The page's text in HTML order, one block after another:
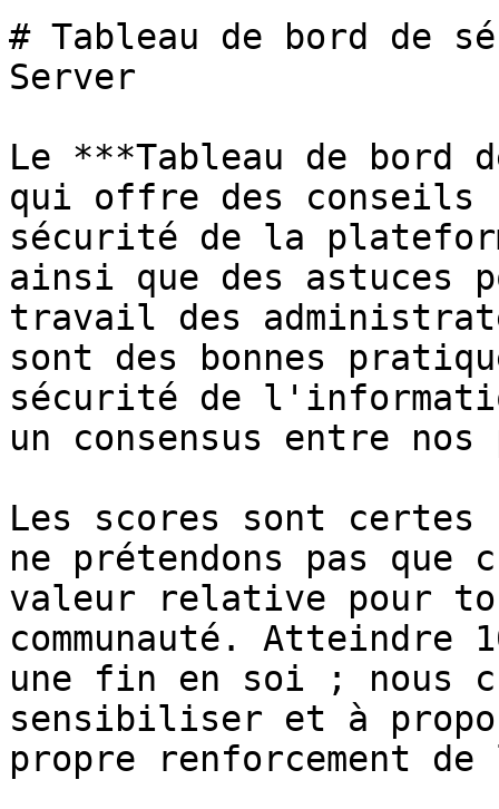
# Tableau de bord de
Server
Le ***Tableau de
qui offre des
sécurité de la
ainsi que des astuces
travail des
sont des bonnes
sécurité de
un consensus entre
Les scores sont
ne prétendons pas que
valeur relative pour
communauté. Atteindre
une fin en soi ; nous
sensibiliser et à
propre renforcement